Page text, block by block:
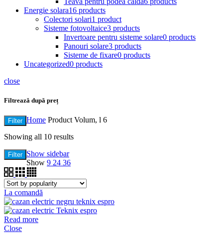
Energie solara16 products
Colectori solari1 product
Sisteme fotovoltaice3 products
Invertoare pentru sisteme solare0 products
Panouri solare3 products
Sisteme de fixare0 products
Uncategorized0 products
close
Filtrează după preț
Filter Home Product Volum, l 6
Showing all 10 results
Filter Show sidebar
Show 9 24 36
La comandă
Read more
Close